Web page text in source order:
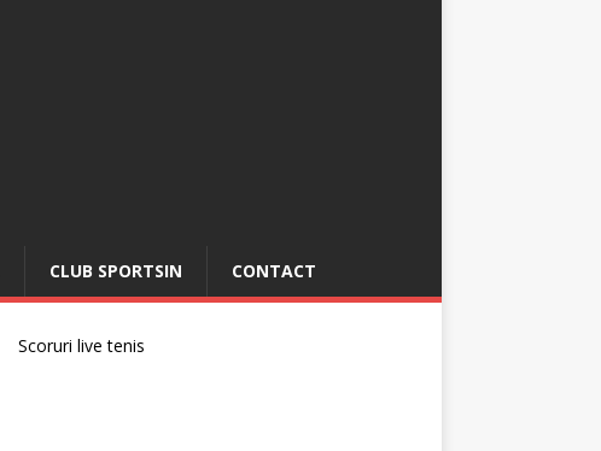
CLUB SPORTSIN CONTACT
Scoruri live tenis